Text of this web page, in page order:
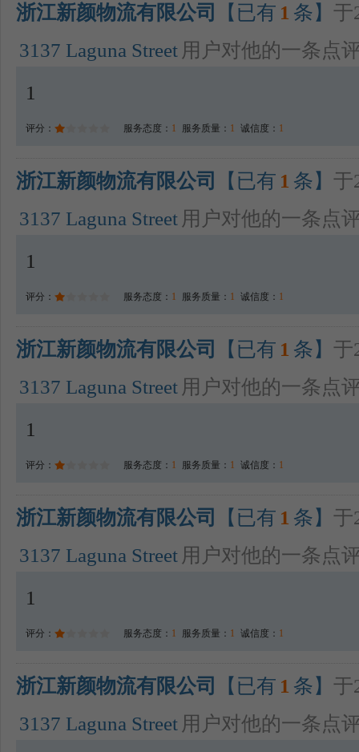
浙江新颜物流有限公司 【已有 1 条】 于
3137 Laguna Street 用户对他的一条点
1
评分： 服务态度： 1 服务质量： 1 诚信度： 1
浙江新颜物流有限公司 【已有 1 条】 于
3137 Laguna Street 用户对他的一条点
1
评分： 服务态度： 1 服务质量： 1 诚信度： 1
浙江新颜物流有限公司 【已有 1 条】 于
3137 Laguna Street 用户对他的一条点
1
评分： 服务态度： 1 服务质量： 1 诚信度： 1
浙江新颜物流有限公司 【已有 1 条】 于
3137 Laguna Street 用户对他的一条点
1
评分： 服务态度： 1 服务质量： 1 诚信度： 1
浙江新颜物流有限公司 【已有 1 条】 于
3137 Laguna Street 用户对他的一条点